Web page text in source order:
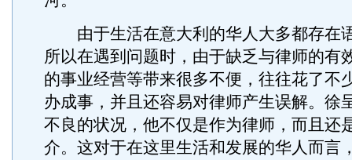
由于生活在意大利的华人大多都存在
所以在遇到问题时，由于缺乏与律师的有
的事业经营等带来很多不便，往往花了不
办成事，并且还容易对律师产生误解。徐
不良的状况，他不仅是作为律师，而且还
介。这对于在这里生活和发展的华人而言